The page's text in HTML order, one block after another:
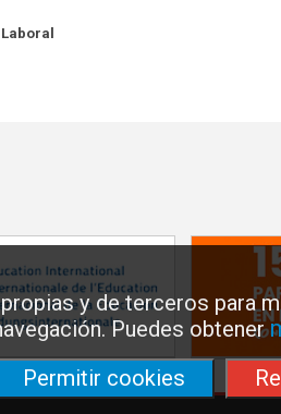
y de terceros para
Puedes obtener
Permitir cookies